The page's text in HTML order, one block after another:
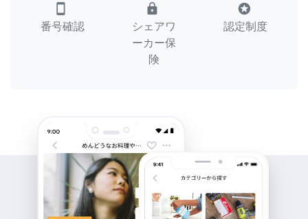
smartphone
番号確認
lock
シェアワ
ーカー保
険
stars
認定制度